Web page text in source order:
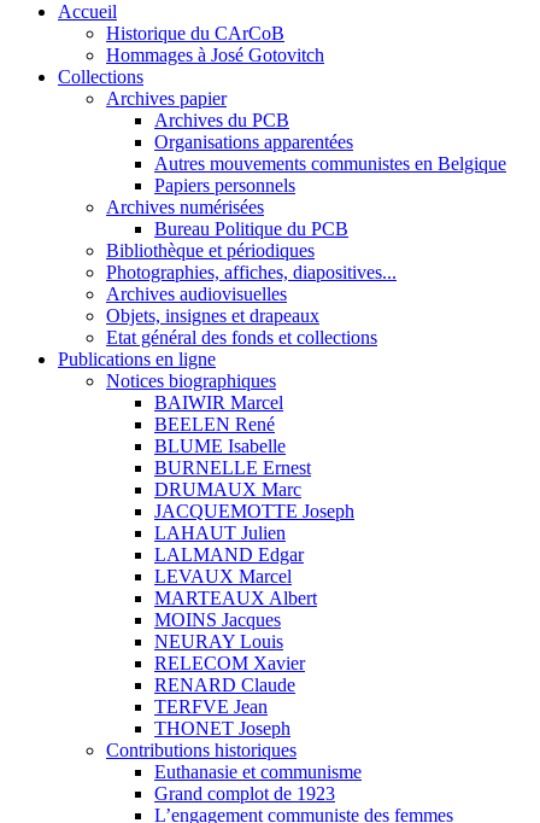
Accueil
Historique du CArCoB
Hommages à José Gotovitch
Collections
Archives papier
Archives du PCB
Organisations apparentées
Autres mouvements communistes en Belgique
Papiers personnels
Archives numérisées
Bureau Politique du PCB
Bibliothèque et périodiques
Photographies, affiches, diapositives...
Archives audiovisuelles
Objets, insignes et drapeaux
Etat général des fonds et collections
Publications en ligne
Notices biographiques
BAIWIR Marcel
BEELEN René
BLUME Isabelle
BURNELLE Ernest
DRUMAUX Marc
JACQUEMOTTE Joseph
LAHAUT Julien
LALMAND Edgar
LEVAUX Marcel
MARTEAUX Albert
MOINS Jacques
NEURAY Louis
RELECOM Xavier
RENARD Claude
TERFVE Jean
THONET Joseph
Contributions historiques
Euthanasie et communisme
Grand complot de 1923
L’engagement communiste des femmes